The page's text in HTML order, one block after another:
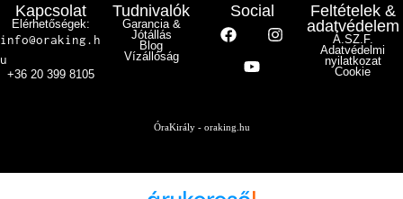
Kapcsolat
Elérhetőségek:
info@oraking.h
u
+36 20 399 8105
Tudnivalók
Garancia &
Jótállás
Blog
Vízállóság
Social
Feltételek &
adatvédelem
Á.SZ.F.
Adatvédelmi
nyilatkozat
Cookie
ÓraKirály - oraking.hu